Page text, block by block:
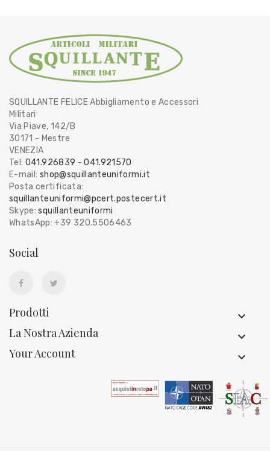
SQUILLANTE FELICE Abbigliamento e Accessori
Militari
Via Piave, 142/B
30171 - Mestre
VENEZIA
Tel: 041.926839 -041.921570
E-mail: shop@squillanteuniformi.it
Posta certificata:
squillanteuniformi@pcert.postecert.it
Skype:squillanteuniformi
WhatsApp: +39 320.5506463
Social
Prodotti
La Nostra Azienda
Your Account